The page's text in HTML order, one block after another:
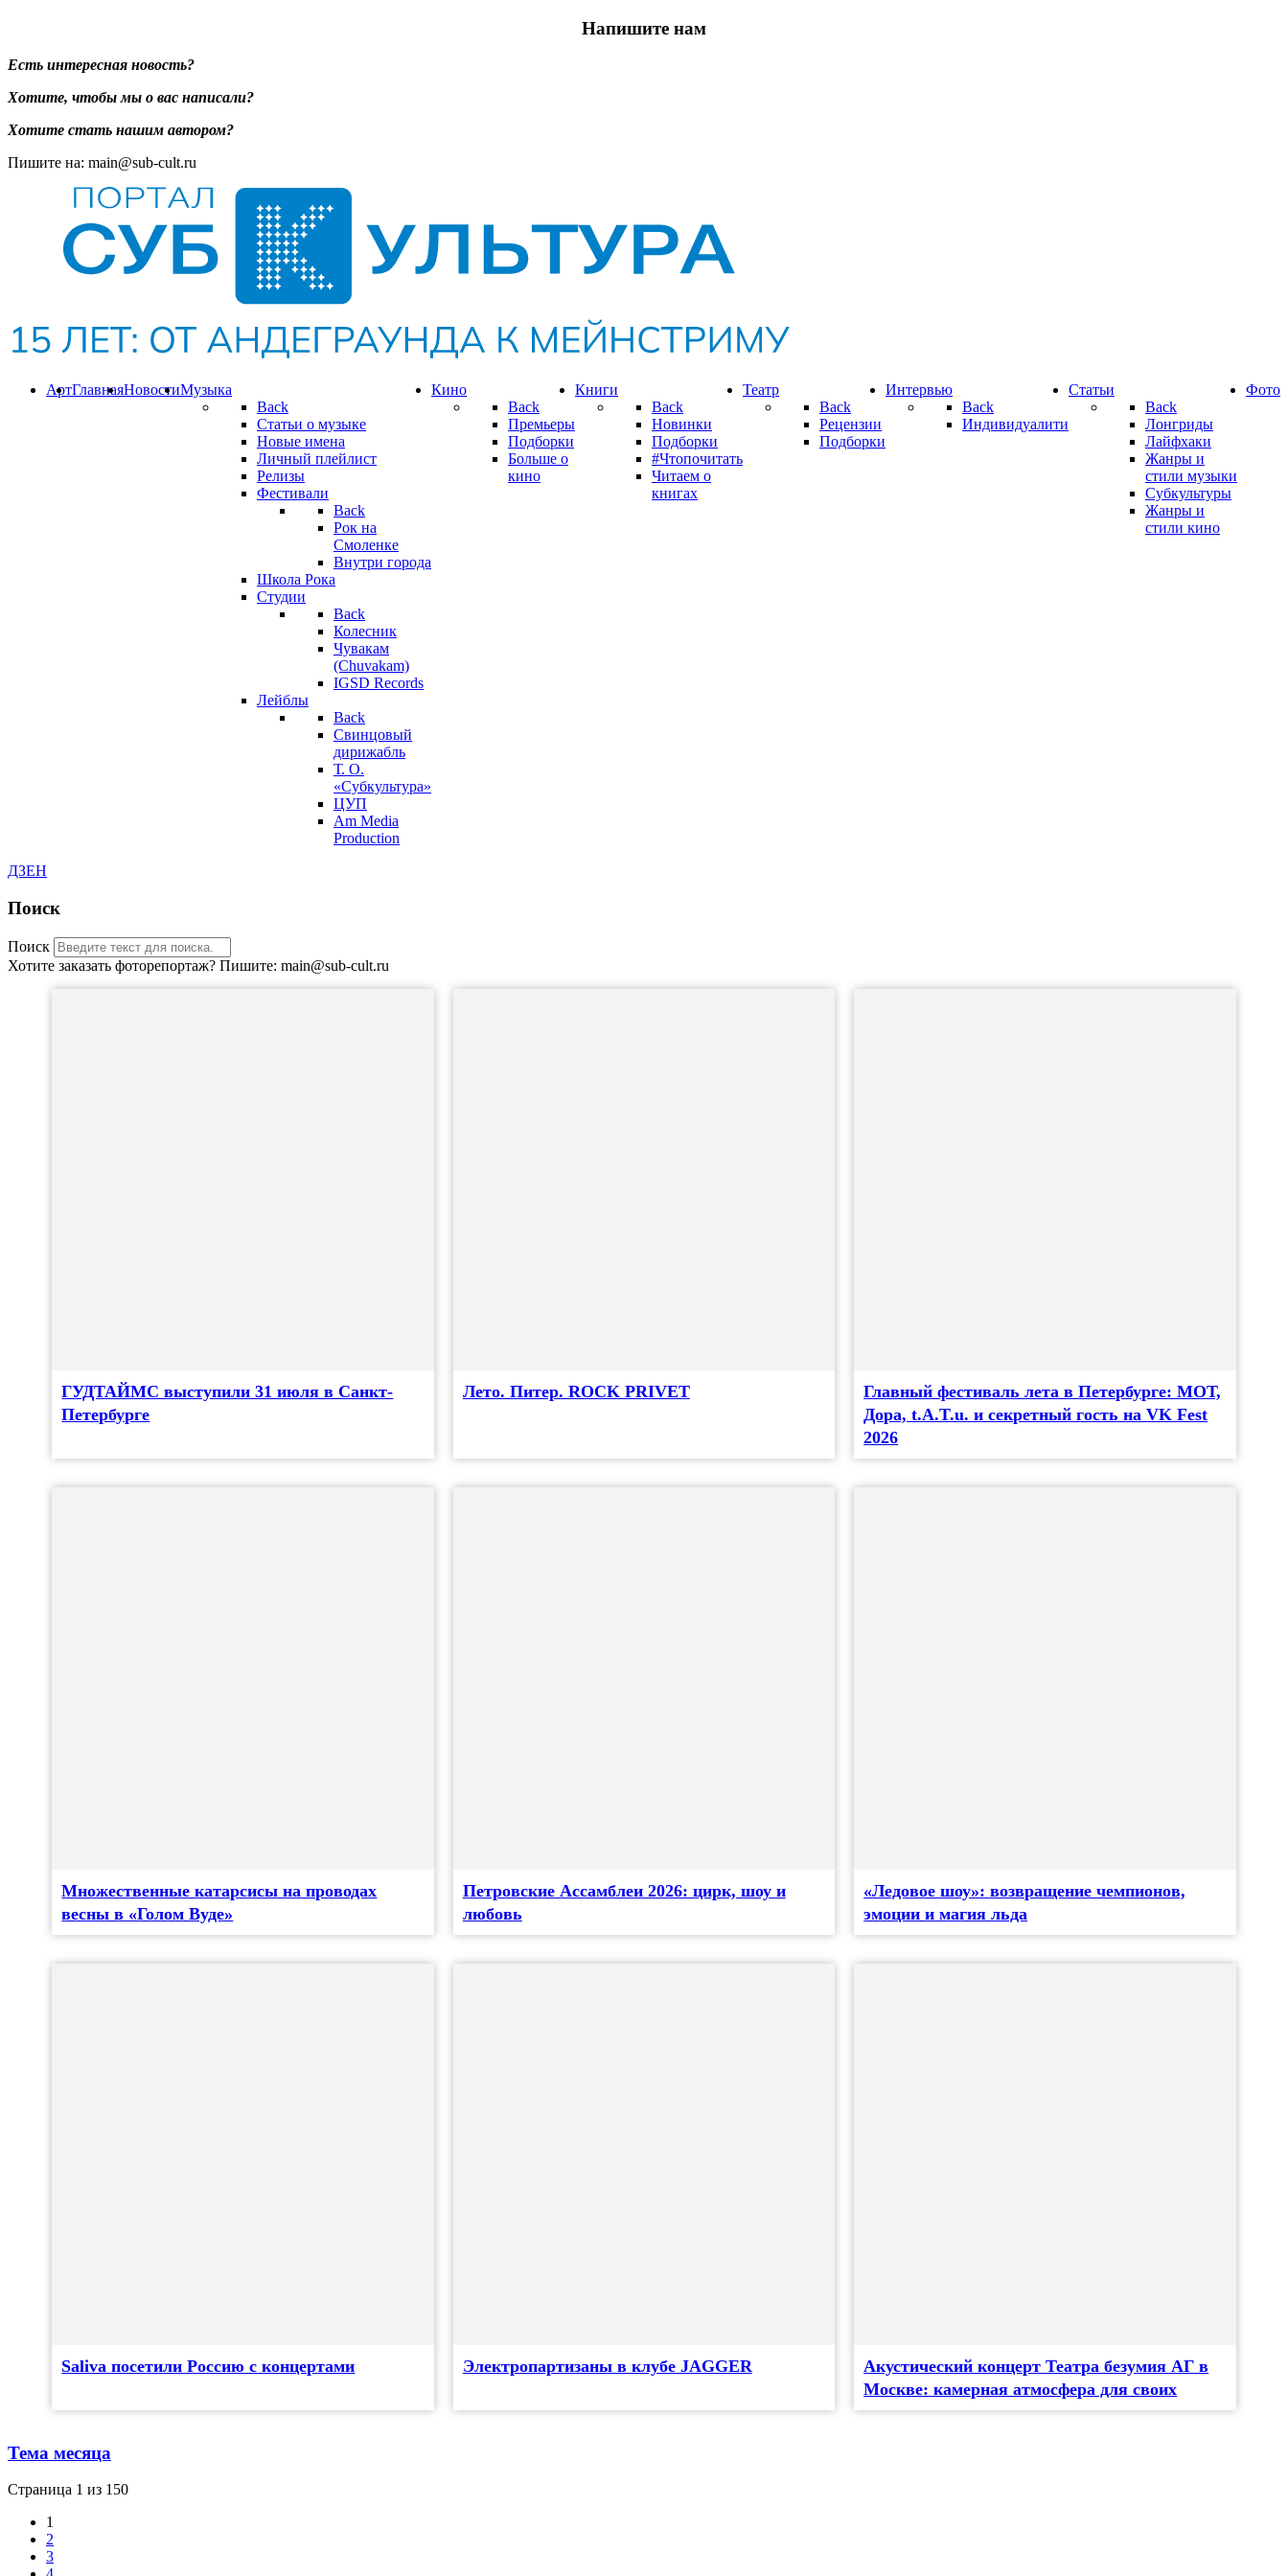
Напишите нам
Есть интересная новость?
Хотите, чтобы мы о вас написали?
Хотите стать нашим автором?
Пишите на: main@sub-cult.ru
Музыка
Back
Статьи о музыке
Новые имена
Личный плейлист
Релизы
Фестивали
Back
Рок на
Смоленке
Внутри города
Школа Рока
Студии
Back
Колесник
Чувакам
(Chuvakam)
IGSD Records
Лейблы
Back
Свинцовый
дирижабль
Т. О.
«Субкультура»
ЦУП
Am Media
Production
Кино
Back
Премьеры
Подборки
Больше о
кино
Книги
Back
Новинки
Подборки
#Чтопочитать
Читаем о
книгах
Театр
Back
Рецензии
Подборки
Фото
Интервью
Back
Индивидуалити
Статьи
Back
Лонгриды
Лайфхаки
Жанры и
стили музыки
Субкультуры
Жанры и
стили кино
Новости
Главная
Арт
ДЗЕН
Поиск
Поиск
Хотите заказать фоторепортаж? Пишите: main@sub-cult.ru
ГУДТАЙМС выступили 31 июля в Санкт-
Петербурге
Лето. Питер. ROCK PRIVET
Главный фестиваль лета в Петербурге: МОТ,
Дора, t.A.T.u. и секретный гость на VK Fest
2026
Множественные катарсисы на проводах
весны в «Голом Вуде»
Петровские Ассамблеи 2026: цирк, шоу и
любовь
«Ледовое шоу»: возвращение чемпионов,
эмоции и магия льда
Saliva посетили Россию с концертами Электропартизаны в клубе JAGGER
Акустический концерт Театра безумия АГ в
Москве: камерная атмосфера для своих
Тема месяца
Страница 1 из 150
1
2
3